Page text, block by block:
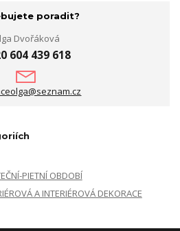
poradit?
Dvořáková
604 439 618
PIETNÍ OBDOBÍ
A INTERIÉROVÁ DEKORACE